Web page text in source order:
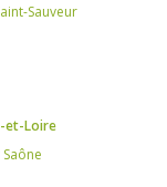
Sauveur
et-Loire